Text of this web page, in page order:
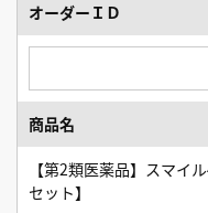
オーダーＩＤ
商品名
【第2類医薬品】スマイ
セット】